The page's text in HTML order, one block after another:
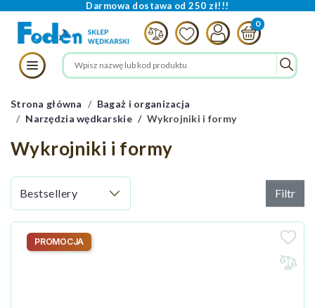
Darmowa dostawa od 250 zł!!!
Strona główna
Bagaż i organizacja
Narzędzia wędkarskie
Wykrojniki i formy
Wykrojniki i formy
Filtr
PROMOCJA